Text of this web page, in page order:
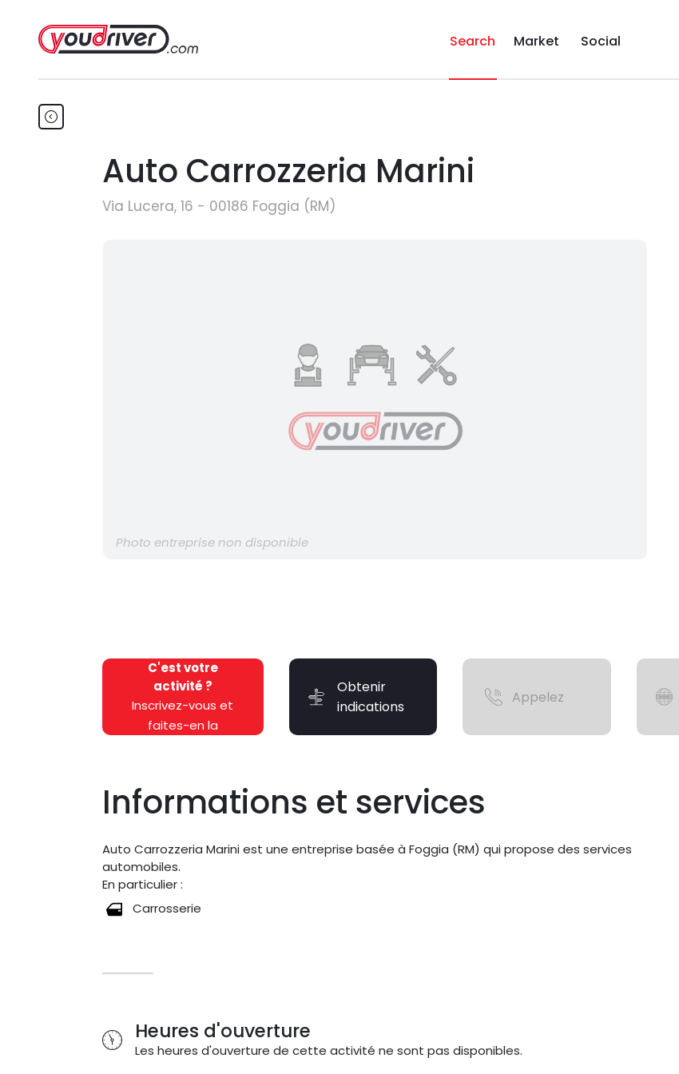
Search Market Social
Auto Carrozzeria Marini
Via Lucera, 16 - 00186 Foggia (RM)
Photo entreprise non disponible
C'est votre
activité ?
Inscrivez-vous et
faites-en la
Obtenir
indications
Appelez
Informations et services
Auto Carrozzeria Marini est une entreprise basée à Foggia (RM) qui propose des services
automobiles.
En particulier :
Carrosserie
Heures d'ouverture
Les heures d'ouverture de cette activité ne sont pas disponibles.